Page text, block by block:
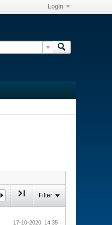
Login
Filter
17-10-2020, 14:35